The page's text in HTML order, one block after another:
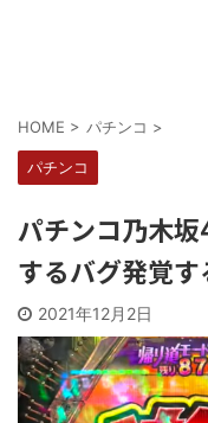
HOME > パチンコ >
パチンコ
パチンコ乃木
するバグ発覚
2021年12月2日